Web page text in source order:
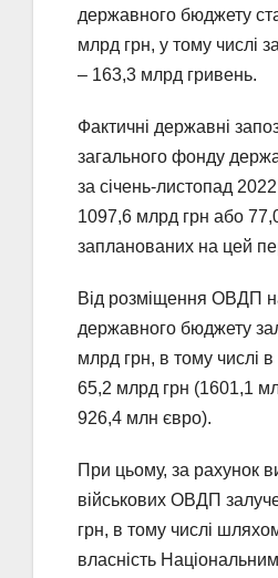
державного бюджету
млрд грн, у тому числі
– 163,3 млрд гривень.
Фактичні державні
загального фонду
за січень-листопад
1097,6 млрд грн або
запланованих на цей
Від розміщення ОВДП
державного бюджету
млрд грн, в тому числі в
65,2 млрд грн (1601,1
926,4 млн євро).
При цьому, за рахунок
військових ОВДП
грн, в тому числі
власність